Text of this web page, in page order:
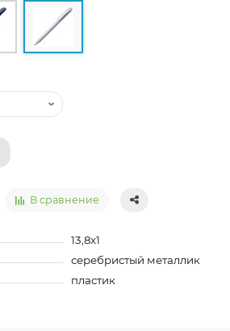
В сравнение
13,8х1
серебристый металлик
пластик